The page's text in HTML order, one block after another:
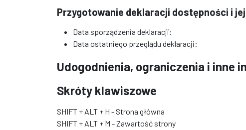
Przygotowanie deklaracji dostępności i
Data sporządzenia deklaracji:
Data ostatniego przeglądu deklaracji:
Udogodnienia, ograniczenia i inne
Skróty klawiszowe
SHIFT + ALT + H - Strona główna
SHIFT + ALT + M - Zawartość strony